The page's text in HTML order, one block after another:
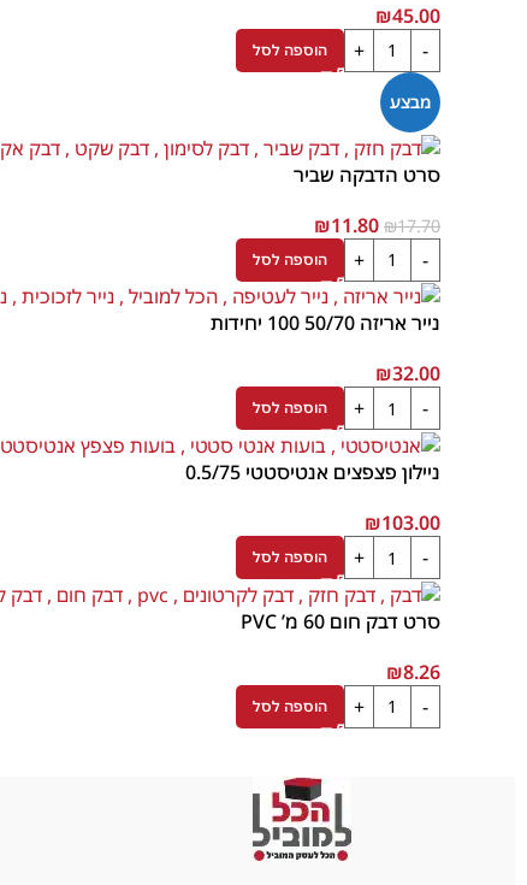
₪45.00
הוספה לסל
מבצע
סרט הדבקה שביר
₪17.70
₪11.80
הוספה לסל
נייר אריזה 50/70 100 יחידות
₪32.00
הוספה לסל
ניילון פצפצים אנטיסטטי 0.5/75
₪103.00
הוספה לסל
סרט דבק חום 60 מ’ PVC
₪8.26
הוספה לסל